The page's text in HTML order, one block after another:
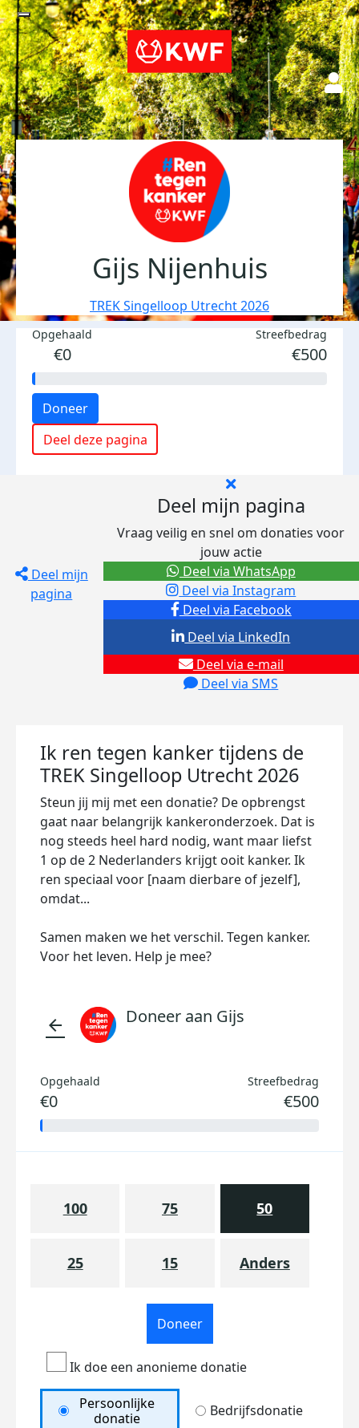
Gijs Nijenhuis
TREK Singelloop Utrecht 2026
Opgehaald
€0
Streefbedrag
€500
Doneer
Deel deze pagina
Deel mijn
pagina
Deel mijn pagina
Vraag veilig en snel om donaties voor
jouw actie
Deel via Facebook
Deel via Instagram
Deel via e-mail
Deel via SMS
Deel via LinkedIn
Deel via WhatsApp
Ik ren tegen kanker tijdens de
TREK Singelloop Utrecht 2026
Steun jij mij met een donatie? De opbrengst
gaat naar belangrijk kankeronderzoek. Dat is
nog steeds heel hard nodig, want maar liefst
1 op de 2 Nederlanders krijgt ooit kanker. Ik
ren speciaal voor [naam dierbare of jezelf],
omdat...
Samen maken we het verschil. Tegen kanker.
Voor het leven. Help je mee?
arrow_back Doneer aan Gijs
Opgehaald
€0
Streefbedrag
€500
100 75 50
25 15 Anders
Doneer
Ik doe een anonieme donatie
Persoonlijke
donatie
Bedrijfsdonatie